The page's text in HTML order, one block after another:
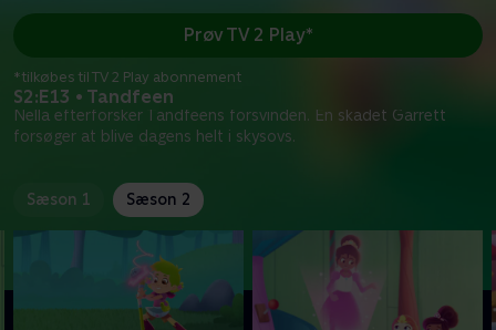
S2:E13 • Tandfeen
Nella efterforsker Tandfeens forsvinden. En skadet Garrett
forsøger at blive dagens helt i skysovs.
Prøv TV 2 Play*
*tilkøbes til TV 2 Play abonnement
Sæson 1 Sæson 2